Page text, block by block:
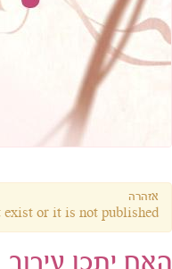
אזהרה
exist or it is not published.